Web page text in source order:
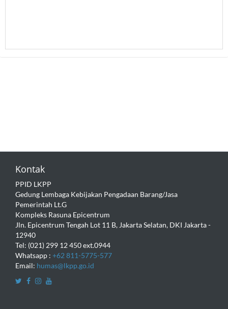
Kontak
PPID LKPP
Gedung Lembaga Kebijakan Pengadaan Barang/Jasa
Pemerintah Lt.G
Kompleks Rasuna Epicentrum
Jln. Epicentrum Tengah Lot 11 B, Jakarta Selatan, DKI Jakarta -
12940
Tel: (021) 299 12 450 ext.0944
Whatsapp : +62 811-5775-577
Email: humas@lkpp.go.id